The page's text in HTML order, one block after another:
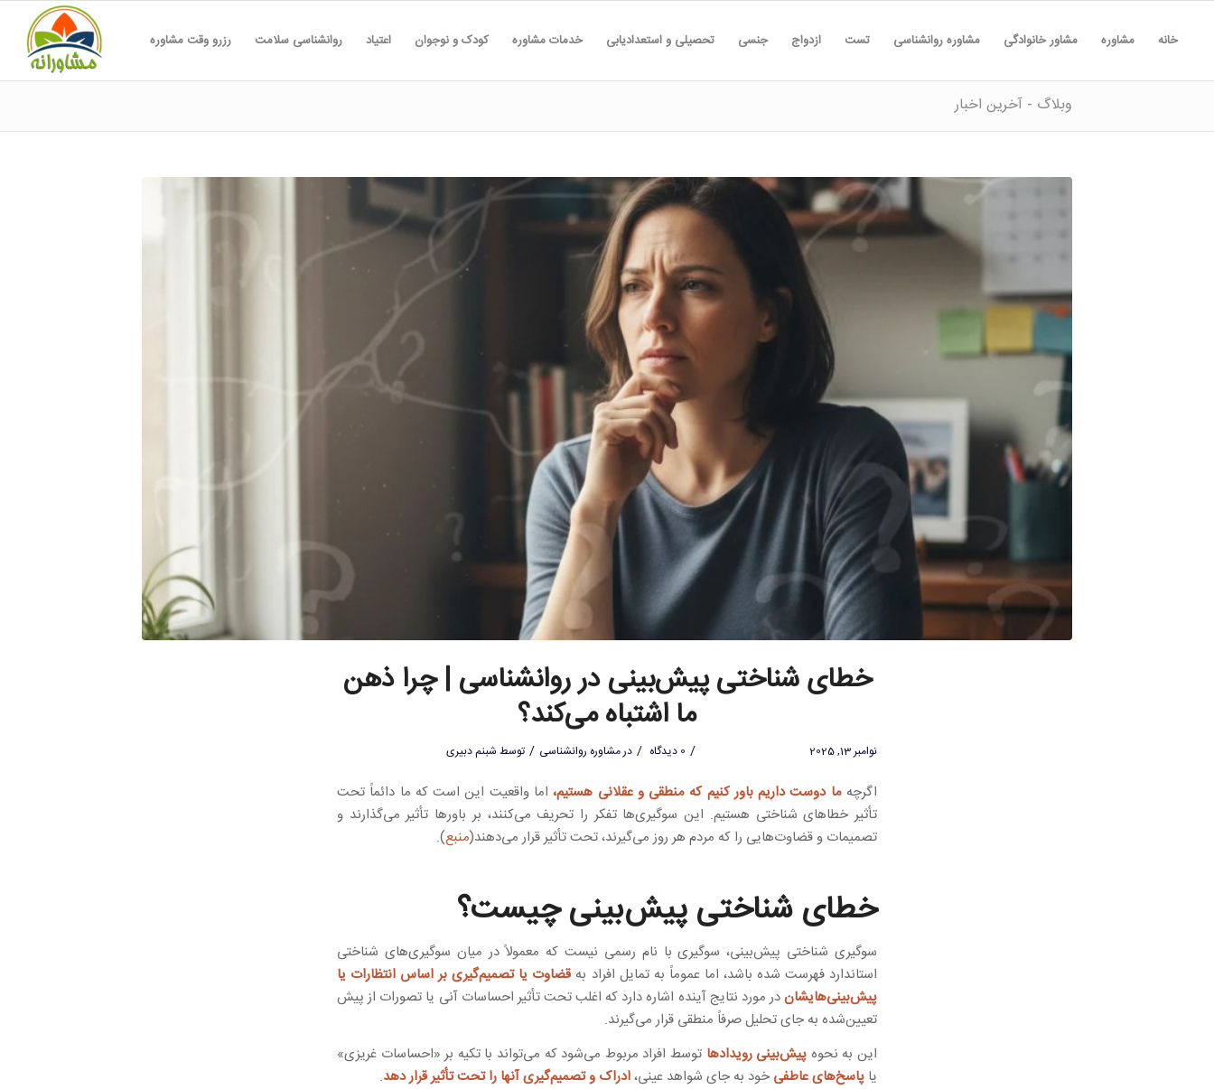
خانه مشاوره مشاور خانوادگی مشاوره روانشناسی تست ازدواج جنسی تحصیلی و استعدادیابی خدمات مشاوره کودک و نوجوان اعتیاد روانشناسی سلامت رزرو وقت مشاوره
وبلاگ - آخرین اخبار
خطای شناختی پیش‌بینی در روانشناسی | چرا ذهن
ما اشتباه می‌کند؟
نوامبر 13, 2025 / 0 دیدگاه / درمشاوره روانشناسی / توسط شبنم دبیری
اگرچهما دوست داریم باور کنیم که منطقی و عقلانی هستیم،اما واقعیت این است که ما دائماً تحت
تأثیر خطاهای شناختی هستیم. این سوگیری‌ها تفکر را تحریف می‌کنند، بر باورها تأثیر می‌گذارند و
تصمیمات و قضاوت‌هایی را که مردم هر روز می‌گیرند، تحت تأثیر قرار می‌دهند(منبع).
خطای شناختی پیش‌بینی چیست؟
سوگیری شناختی پیش‌بینی، سوگیری با نام رسمی نیست که معمولاً در میان سوگیری‌های شناختی
استاندارد فهرست شده باشد، اما عموماً به تمایل افراد به قضاوت یا تصمیم‌گیری بر اساس انتظارات یا
پیش‌بینی‌هایشاندر مورد نتایج آینده اشاره دارد که اغلب تحت تأثیر احساسات آنی یا تصورات از پیش
تعیین‌شده به جای تحلیل صرفاً منطقی قرار می‌گیرند.
این به نحوه پیش‌بینی رویدادها توسط افراد مربوط می‌شود که می‌تواند با تکیه بر «احساسات غریزی»
یا پاسخ‌های عاطفی خود به جای شواهد عینی،ادراک و تصمیم‌گیری آنها را تحت تأثیر قرار دهد.